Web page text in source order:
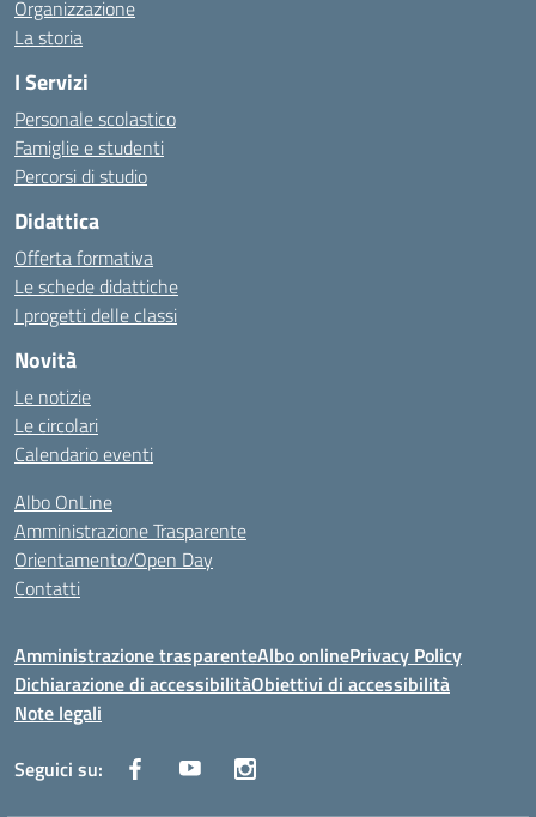
Organizzazione
La storia
I Servizi
Personale scolastico
Famiglie e studenti
Percorsi di studio
Didattica
Offerta formativa
Le schede didattiche
I progetti delle classi
Novità
Le notizie
Le circolari
Calendario eventi
Albo OnLine
Amministrazione Trasparente
Orientamento/Open Day
Contatti
Amministrazione trasparenteAlbo onlinePrivacy Policy
Dichiarazione di accessibilitàObiettivi di accessibilità
Note legali
Seguici su: